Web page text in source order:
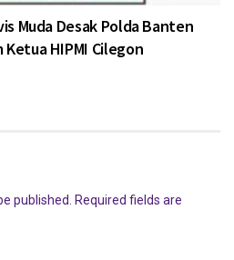
Muda Desak Polda Banten
HIPMI Cilegon
published. Required fields are